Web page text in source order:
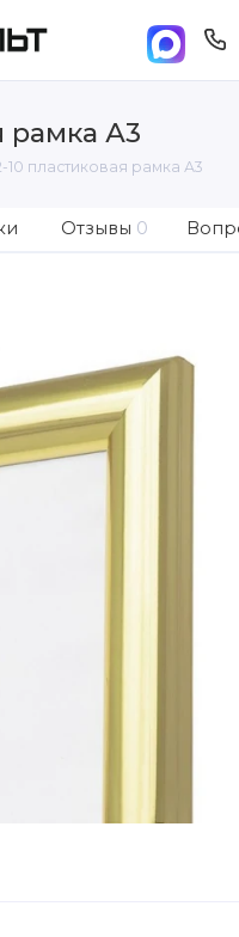
рамка А3
10 пластиковая рамка А3
Отзывы 0